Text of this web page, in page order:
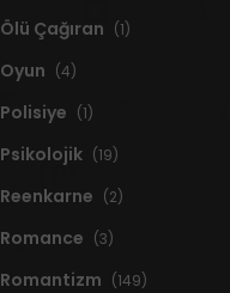
Ölü Çağıran (1)
Oyun (4)
Polisiye (1)
Psikolojik (19)
Reenkarne (2)
Romance (3)
Romantizm (149)